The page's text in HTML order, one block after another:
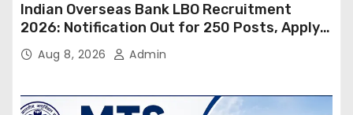
Indian Overseas Bank LBO Recruitment
2026: Notification Out for 250 Posts, Apply
OnlineAug 8, 2026 Admin